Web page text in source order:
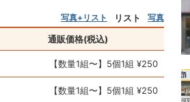
写真+リスト リスト 写真
通販価格(税込)
【数量1組〜】5個1組 ¥250
【数量1組〜】5個1組 ¥250